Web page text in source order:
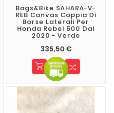
Bags&Bike SAHARA-V-
REB Canvas Coppia Di
Borse Laterali Per
Honda Rebel 500 Dal
2020 - Verde
335,50 €